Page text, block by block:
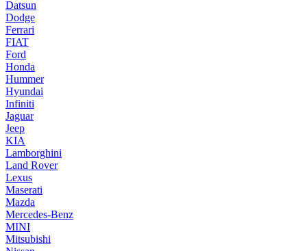
Datsun
Dodge
Ferrari
FIAT
Ford
Honda
Hummer
Hyundai
Infiniti
Jaguar
Jeep
KIA
Lamborghini
Land Rover
Lexus
Maserati
Mazda
Mercedes-Benz
MINI
Mitsubishi